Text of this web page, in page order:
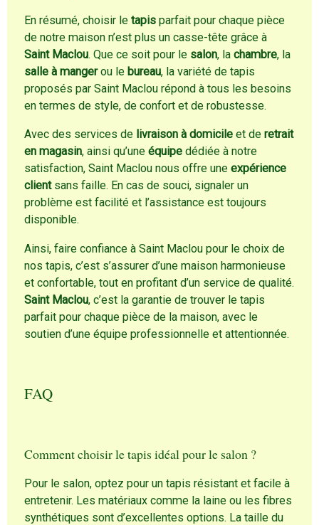
En résumé, choisir letapis parfait pour chaque pièce
de notre maison n’est plus un casse-tête grâce à
Saint Maclou. Que ce soit pour le salon, lachambre, la
salle à mangerou le bureau, la variété de tapis
proposés par Saint Maclou répond à tous les besoins
en termes de style, de confort et de robustesse.
Avec des services de livraison à domicile et deretrait
en magasin, ainsi qu’uneéquipe dédiée à notre
satisfaction, Saint Maclou nous offre uneexpérience
clientsans faille. En cas de souci, signaler un
problème est facilité et l’assistance est toujours
disponible.
Ainsi, faire confiance à Saint Maclou pour le choix de
nos tapis, c’est s’assurer d’une maison harmonieuse
et confortable, tout en profitant d’un service de qualité.
Saint Maclou, c’est la garantie de trouver le tapis
parfait pour chaque pièce de la maison, avec le
soutien d’une équipe professionnelle et attentionnée.
FAQ
Comment choisir le tapis idéal pour le salon ?
Pour le salon, optez pour un tapis résistant et facile à
entretenir. Les matériaux comme la laine ou les fibres
synthétiques sont d’excellentes options. La taille du